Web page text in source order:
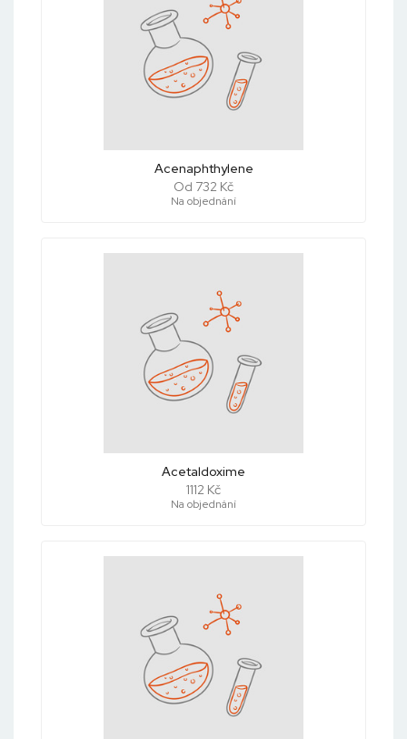
Acenaphthylene
Od 732 Kč
Na objednání
Acetaldoxime
1112 Kč
Na objednání